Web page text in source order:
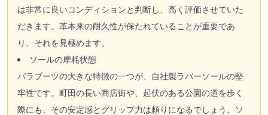
は非常に良いコンディションと判断し、高く評価させていた
だきます。革本来の耐久性が保たれていることが重要であ
り、それを見極めます。
ソールの摩耗状態
パラブーツの大きな特徴の一つが、自社製ラバーソールの堅
牢性です。町田の長い商店街や、起伏のある公園の道を歩く
際にも、その安定感とグリップ力は頼りになるでしょう。ソ